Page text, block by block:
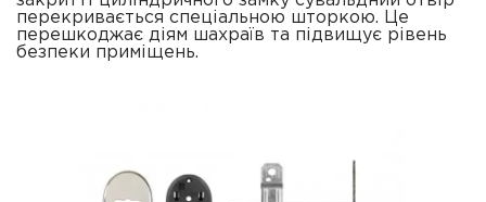
перекривається спеціальною шторкою. Це
перешкоджає діям шахраїв та підвищує рівень
безпеки приміщень.